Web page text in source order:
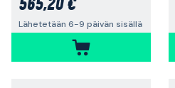
565,20 €
Lähetetään 6-9 päivän sisällä